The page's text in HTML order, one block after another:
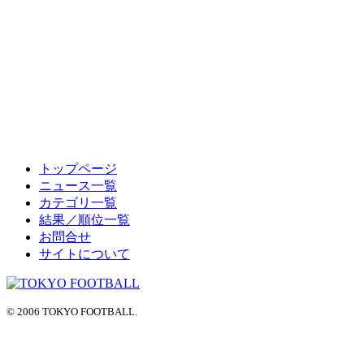
HOME
NEWS
CATEGORY
RANK
PAGETOP
トップページ
ニュース一覧
カテゴリ一覧
結果／順位一覧
お問合せ
サイトについて
© 2006 TOKYO FOOTBALL.